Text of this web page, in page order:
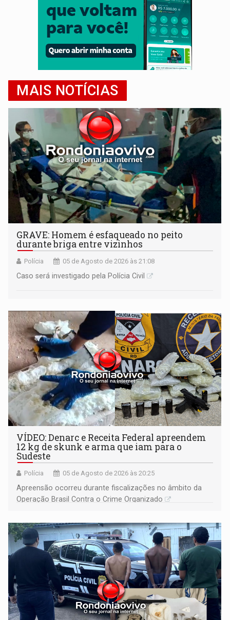
MAIS NOTÍCIAS
GRAVE: Homem é esfaqueado no peito
durante briga entre vizinhos
Polícia 05 de Agosto de 2026 às 21:08
Caso será investigado pela Polícia Civil
VÍDEO: Denarc e Receita Federal apreendem
12 kg de skunk e arma que iam para o
Sudeste
Polícia 05 de Agosto de 2026 às 20:25
Apreensão ocorreu durante fiscalizações no âmbito da
Operação Brasil Contra o Crime Organizado